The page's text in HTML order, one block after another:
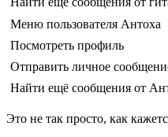
Меню пользователя Антоха
Посмотреть профиль
Отправить личное
Найти ещё сообщения от
Это не так просто, как